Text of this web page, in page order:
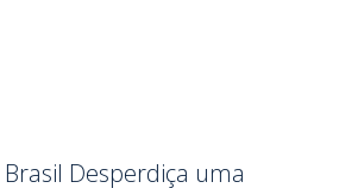
Desperdiça uma